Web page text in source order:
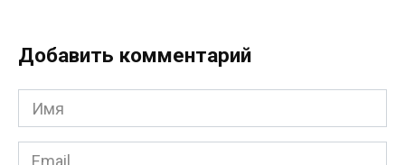
Добавить комментарий
Имя
*
Email